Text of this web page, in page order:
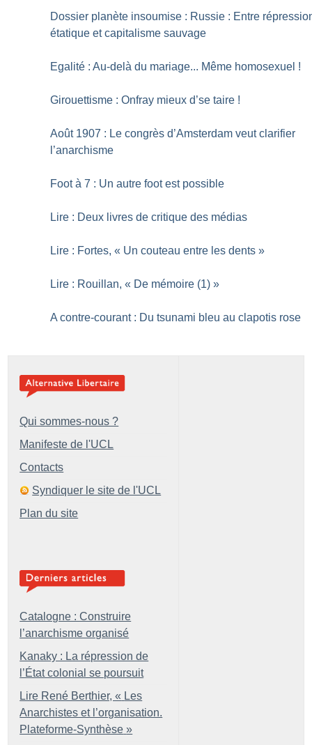
Dossier planète insoumise : Russie : Entre
étatique et capitalisme sauvage
Egalité : Au-delà du mariage... Même homosexuel !
Girouettisme : Onfray mieux d’se taire !
Août 1907 : Le congrès d’Amsterdam veut clarifier
l’anarchisme
Foot à 7 : Un autre foot est possible
Lire : Deux livres de critique des médias
Lire : Fortes, « Un couteau entre les dents »
Lire : Rouillan, « De mémoire (1) »
A contre-courant : Du tsunami bleu au clapotis rose
Qui sommes-nous ?
Manifeste de l'UCL
Contacts
Syndiquer le site de l'UCL
Plan du site
Catalogne : Construire
l’anarchisme organisé
Kanaky : La répression de
l’État colonial se poursuit
Lire René Berthier, « Les
Anarchistes et l’organisation.
Plateforme-Synthèse »